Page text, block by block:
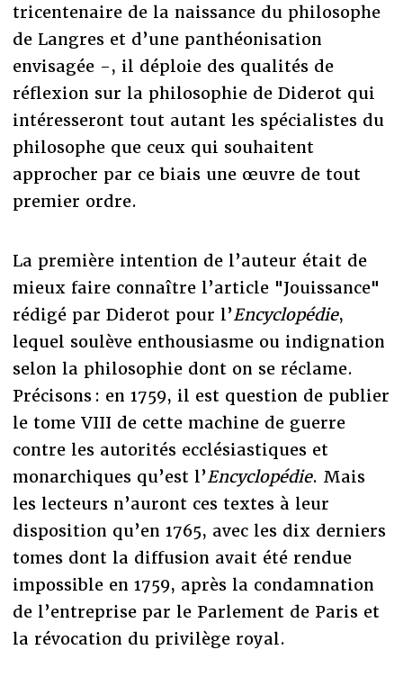
tricentenaire de la naissance du philosophe
de Langres et d’une panthéonisation
envisagée -, il déploie des qualités de
réflexion sur la philosophie de Diderot qui
intéresseront tout autant les spécialistes du
philosophe que ceux qui souhaitent
approcher par ce biais une œuvre de tout
premier ordre.
La première intention de l’auteur était de
mieux faire connaître l’article "Jouissance"
rédigé par Diderot pour l’Encyclopédie,
lequel soulève enthousiasme ou indignation
selon la philosophie dont on se réclame.
Précisons : en 1759, il est question de publier
le tome VIII de cette machine de guerre
contre les autorités ecclésiastiques et
monarchiques qu’est l’Encyclopédie. Mais
les lecteurs n’auront ces textes à leur
disposition qu’en 1765, avec les dix derniers
tomes dont la diffusion avait été rendue
impossible en 1759, après la condamnation
de l’entreprise par le Parlement de Paris et
la révocation du privilège royal.